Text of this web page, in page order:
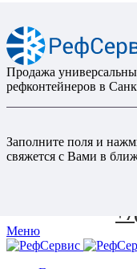
Продажа
рефконтейнеров в
Заполните поля и
свяжется с Вами в
Меню